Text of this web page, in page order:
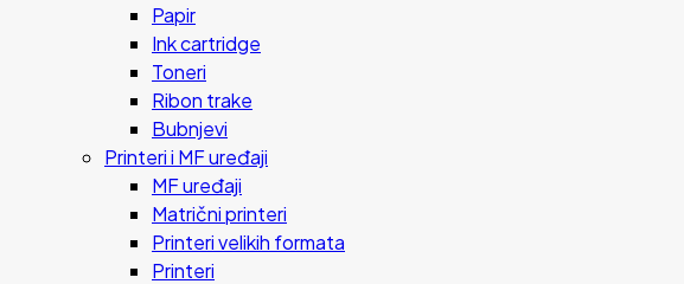
Papir
Ink cartridge
Toneri
Ribon trake
Bubnjevi
Printeri i MF uređaji
MF uređaji
Matrični printeri
Printeri velikih formata
Printeri